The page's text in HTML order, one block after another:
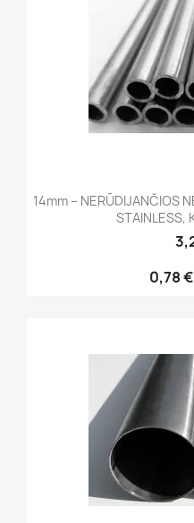
14mm – NERŪDIJANČIOS
STAINLESS,
0,78 €